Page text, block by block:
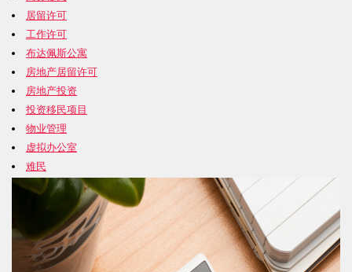
居留许可
工作许可
布达佩斯公寓
房地产居留许可
房地产投资
投资移民项目
物业管理
虚拟办公室
难民